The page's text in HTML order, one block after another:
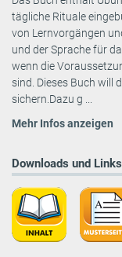
tägliche Rituale
von Lernvorgängen
und der Sprache für
wenn die
sind. Dieses Buch will
sichern.Dazu g ...
Mehr Infos anzeigen
Downloads und Links